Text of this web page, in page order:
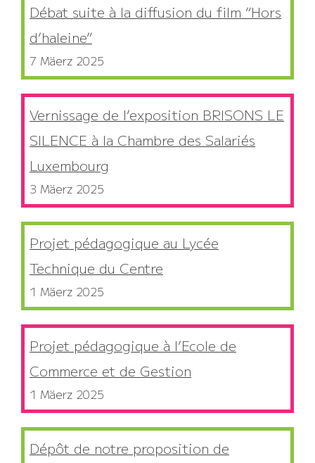
Débat suite à la diffusion du film “Hors
d’haleine”
7 Mäerz 2025
Vernissage de l’exposition BRISONS LE
SILENCE à la Chambre des Salariés
Luxembourg
3 Mäerz 2025
Projet pédagogique au Lycée
Technique du Centre
1 Mäerz 2025
Projet pédagogique à l’Ecole de
Commerce et de Gestion
1 Mäerz 2025
Dépôt de notre proposition de